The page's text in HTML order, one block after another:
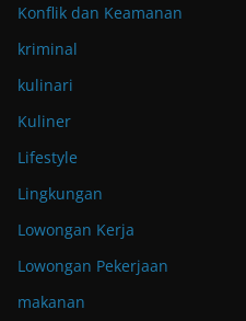
Konflik dan Keamanan
kriminal
kulinari
Kuliner
Lifestyle
Lingkungan
Lowongan Kerja
Lowongan Pekerjaan
makanan